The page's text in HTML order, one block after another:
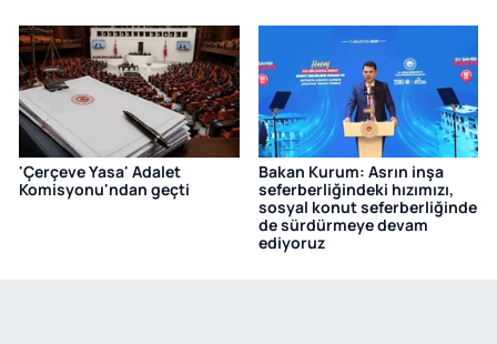
'Çerçeve Yasa' Adalet
Komisyonu'ndan geçti
Bakan Kurum: Asrın inşa
seferberliğindeki hızımızı,
sosyal konut seferberliğinde
de sürdürmeye devam
ediyoruz